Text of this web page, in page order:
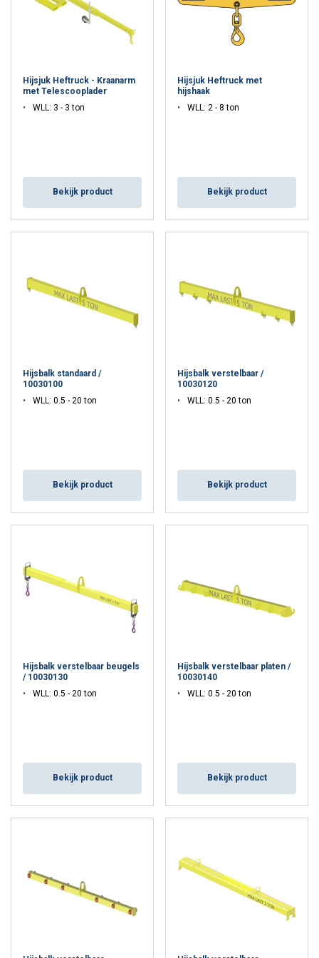
Hijsjuk Heftruck - Kraanarm
met Telescooplader
WLL: 3 - 3 ton
Bekijk product
Hijsjuk Heftruck met
hijshaak
WLL: 2 - 8 ton
Bekijk product
Hijsbalk standaard /
10030100
WLL: 0.5 - 20 ton
Bekijk product
Hijsbalk verstelbaar /
10030120
WLL: 0.5 - 20 ton
Bekijk product
Hijsbalk verstelbaar beugels
/ 10030130
WLL: 0.5 - 20 ton
Bekijk product
Hijsbalk verstelbaar platen /
10030140
WLL: 0.5 - 20 ton
Bekijk product